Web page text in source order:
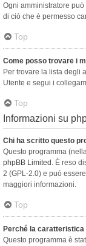
Ogni amministratore
di ciò che è permesso
Top
Come posso trovare i
Per trovare la lista degli
Utente e segui i
Top
Informazioni su
Chi ha scritto questo
Questo programma
phpBB Limited . È reso
2 (GPL-2.0) e può
maggiori informazioni.
Top
Perché la caratteristica
Questo programma è